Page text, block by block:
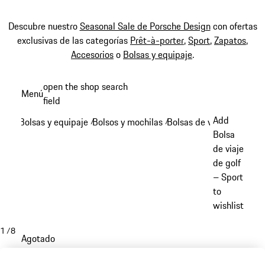
Descubre nuestroSeasonal Sale de Porsche Designcon ofertas
exclusivas de las categorías Prêt-à-porter,Sport,Zapatos,
Accesorioso Bolsas y equipaje.
principal
Menúopen the shop search
field
Bolsas y equipaje /Bolsos y mochilas /Bolsas de viaje/
Add
Bolsa
de viaje
de golf
– Sport
to
wishlist
1 /8
Agotado